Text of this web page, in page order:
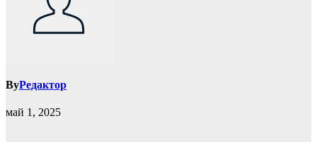
ByРедактор
май 1, 2025